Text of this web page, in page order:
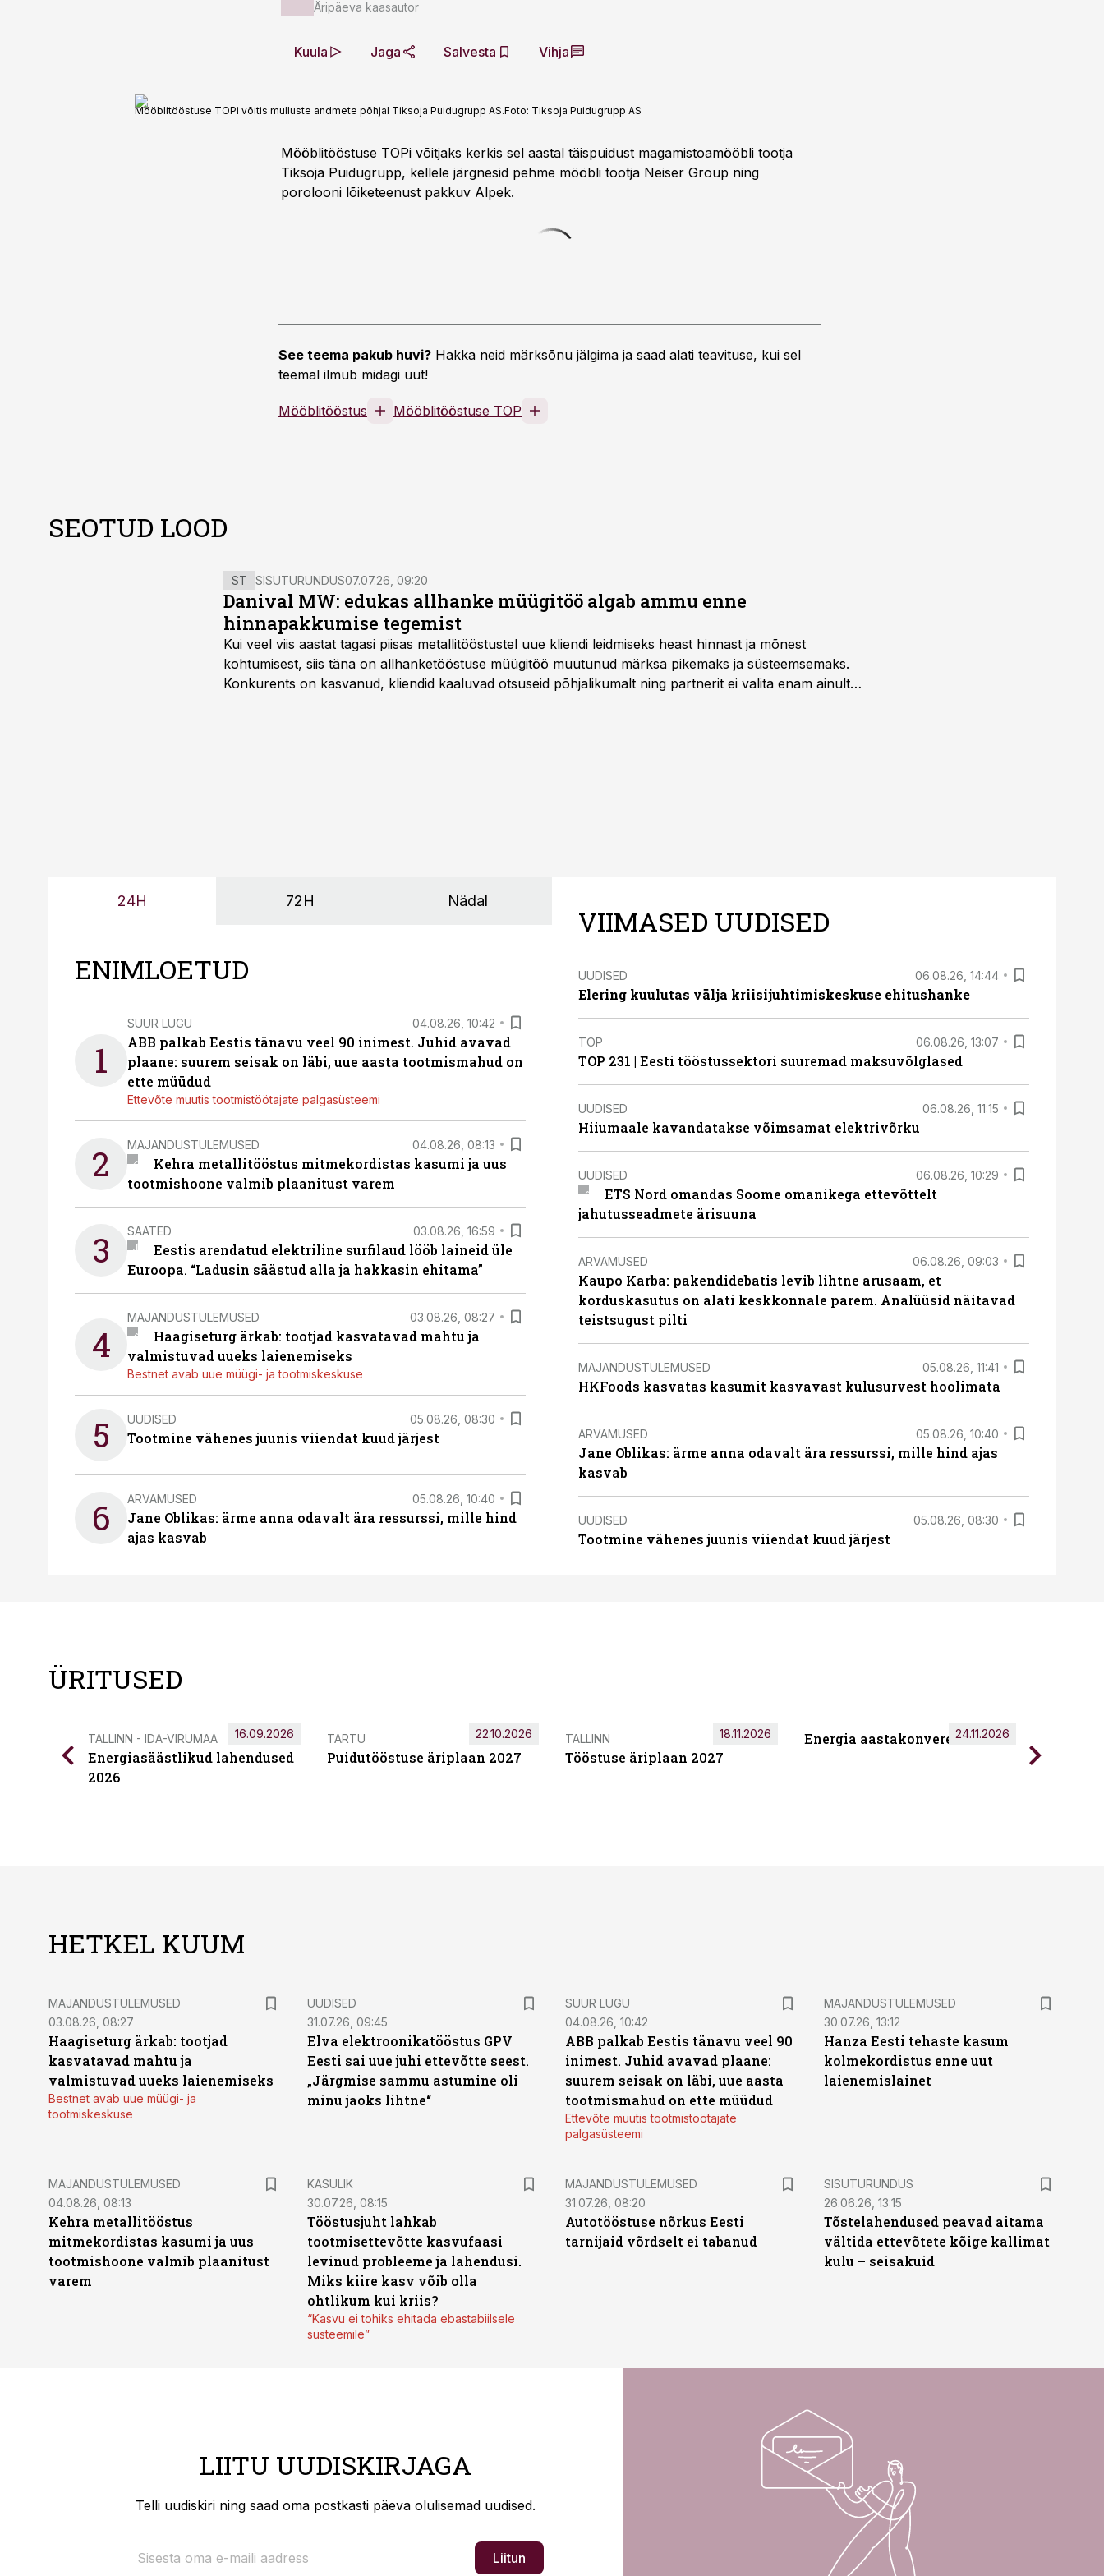
Äripäeva kaasautor
Kuula Jaga Salvesta Vihja
Mööblitööstuse TOPi võitis mulluste andmete põhjal Tiksoja Puidugrupp AS.Foto: Tiksoja Puidugrupp AS
Mööblitööstuse TOPi võitjaks kerkis sel aastal täispuidust magamistoamööbli tootja
Tiksoja Puidugrupp, kellele järgnesid pehme mööbli tootja Neiser Group ning
porolooni lõiketeenust pakkuv Alpek.
See teema pakub huvi? Hakka neid märksõnu jälgima ja saad alati teavituse, kui sel
teemal ilmub midagi uut!
Mööblitööstus Mööblitööstuse TOP
SEOTUD LOOD
ST SISUTURUNDUS07.07.26, 09:20
Danival MW: edukas allhanke müügitöö algab ammu enne
hinnapakkumise tegemist
Kui veel viis aastat tagasi piisas metallitööstustel uue kliendi leidmiseks heast hinnast ja mõnest
kohtumisest, siis täna on allhanketööstuse müügitöö muutunud märksa pikemaks ja süsteemsemaks.
Konkurents on kasvanud, kliendid kaaluvad otsuseid põhjalikumalt ning partnerit ei valita enam ainult
24H 72H Nädal
ENIMLOETUD
1
SUUR LUGU 04.08.26, 10:42
ABB palkab Eestis tänavu veel 90 inimest. Juhid avavad
plaane: suurem seisak on läbi, uue aasta tootmismahud on
ette müüdud
Ettevõte muutis tootmistöötajate palgasüsteemi
2 MAJANDUSTULEMUSED 04.08.26, 08:13
Kehra metallitööstus mitmekordistas kasumi ja uus
tootmishoone valmib plaanitust varem
3 SAATED 03.08.26, 16:59
Eestis arendatud elektriline surfilaud lööb laineid üle
Euroopa. “Ladusin säästud alla ja hakkasin ehitama”
4
MAJANDUSTULEMUSED 03.08.26, 08:27
Haagiseturg ärkab: tootjad kasvatavad mahtu ja
valmistuvad uueks laienemiseks
Bestnet avab uue müügi- ja tootmiskeskuse
5 UUDISED 05.08.26, 08:30
Tootmine vähenes juunis viiendat kuud järjest
6 ARVAMUSED 05.08.26, 10:40
Jane Oblikas: ärme anna odavalt ära ressurssi, mille hind
ajas kasvab
VIIMASED UUDISED
UUDISED 06.08.26, 14:44
Elering kuulutas välja kriisijuhtimiskeskuse ehitushanke
TOP 06.08.26, 13:07
TOP 231 | Eesti tööstussektori suuremad maksuvõlglased
UUDISED 06.08.26, 11:15
Hiiumaale kavandatakse võimsamat elektrivõrku
UUDISED 06.08.26, 10:29
ETS Nord omandas Soome omanikega ettevõttelt
jahutusseadmete ärisuuna
ARVAMUSED 06.08.26, 09:03
Kaupo Karba: pakendidebatis levib lihtne arusaam, et
korduskasutus on alati keskkonnale parem. Analüüsid näitavad
teistsugust pilti
MAJANDUSTULEMUSED 05.08.26, 11:41
HKFoods kasvatas kasumit kasvavast kulusurvest hoolimata
ARVAMUSED 05.08.26, 10:40
Jane Oblikas: ärme anna odavalt ära ressurssi, mille hind ajas
kasvab
UUDISED 05.08.26, 08:30
Tootmine vähenes juunis viiendat kuud järjest
ÜRITUSED
TALLINN - IDA-VIRUMAA
Energiasäästlikud lahendused
2026
16.09.2026 TARTU
Puidutööstuse äriplaan 2027
22.10.2026 TALLINN
Tööstuse äriplaan 2027
18.11.2026 Energia aastakonverents 2026
24.11.2026
HETKEL KUUM
MAJANDUSTULEMUSED
03.08.26, 08:27
Haagiseturg ärkab: tootjad
kasvatavad mahtu ja
valmistuvad uueks laienemiseks
Bestnet avab uue müügi- ja
tootmiskeskuse
UUDISED
31.07.26, 09:45
Elva elektroonikatööstus GPV
Eesti sai uue juhi ettevõtte seest.
„Järgmise sammu astumine oli
minu jaoks lihtne“
SUUR LUGU
04.08.26, 10:42
ABB palkab Eestis tänavu veel 90
inimest. Juhid avavad plaane:
suurem seisak on läbi, uue aasta
tootmismahud on ette müüdud
Ettevõte muutis tootmistöötajate
palgasüsteemi
MAJANDUSTULEMUSED
30.07.26, 13:12
Hanza Eesti tehaste kasum
kolmekordistus enne uut
laienemislainet
MAJANDUSTULEMUSED
04.08.26, 08:13
Kehra metallitööstus
mitmekordistas kasumi ja uus
tootmishoone valmib plaanitust
varem
KASULIK
30.07.26, 08:15
Tööstusjuht lahkab
tootmisettevõtte kasvufaasi
levinud probleeme ja lahendusi.
Miks kiire kasv võib olla
ohtlikum kui kriis?
“Kasvu ei tohiks ehitada ebastabiilsele
süsteemile”
MAJANDUSTULEMUSED
31.07.26, 08:20
Autotööstuse nõrkus Eesti
tarnijaid võrdselt ei tabanud
ST
SISUTURUNDUS
26.06.26, 13:15
Tõstelahendused peavad aitama
vältida ettevõtete kõige kallimat
kulu – seisakuid
LIITU UUDISKIRJAGA
Telli uudiskiri ning saad oma postkasti päeva olulisemad uudised.
Liitun